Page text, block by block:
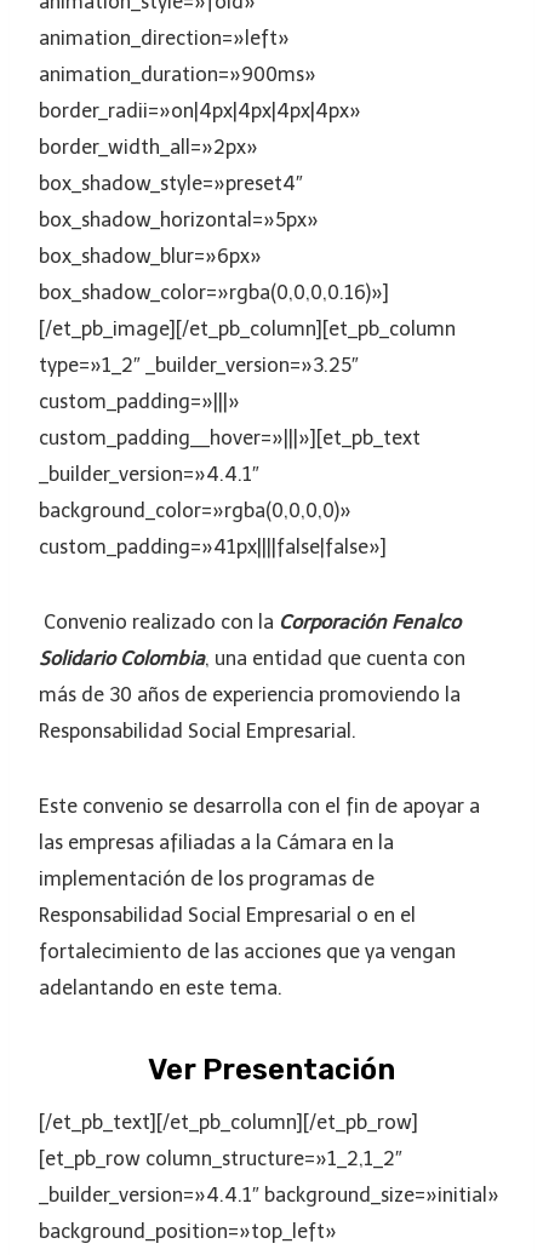
animation_direction=»left»
animation_duration=»900ms»
border_radii=»on|4px|4px|4px|4px»
border_width_all=»2px»
box_shadow_style=»preset4″
box_shadow_horizontal=»5px»
box_shadow_blur=»6px»
box_shadow_color=»rgba(0,0,0,0.16)»]
[/et_pb_image][/et_pb_column][et_pb_column
type=»1_2″ _builder_version=»3.25″
custom_padding=»|||»
custom_padding__hover=»|||»][et_pb_text
_builder_version=»4.4.1″
background_color=»rgba(0,0,0,0)»
custom_padding=»41px||||false|false»]
Convenio realizado con l a Corporación Fenalco
Solidario Colombia, una entidad que cuenta con
más de 30 años de experiencia promoviendo la
Responsabilidad Social Empresarial.
Este convenio se desarrolla con el fin de apoyar a
las empresas afiliadas a la Cámara en la
implementación de los programas de
Responsabilidad Social Empresarial o en el
fortalecimiento de las acciones que ya vengan
adelantando en este tema.
Ver Presentación
[/et_pb_text][/et_pb_column][/et_pb_row]
[et_pb_row column_structure=»1_2,1_2″
_builder_version=»4.4.1″ background_size=»initial»
background_position=»top_left»